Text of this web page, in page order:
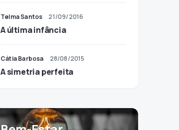
Telma Santos 21/09/2016
A última infância
Cátia Barbosa 28/08/2015
A simetria perfeita